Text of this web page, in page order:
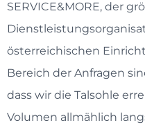
SERVICE&MORE, der
österreichischen
Bereich der Anfragen
dass wir die Talsohle
Volumen allmählich